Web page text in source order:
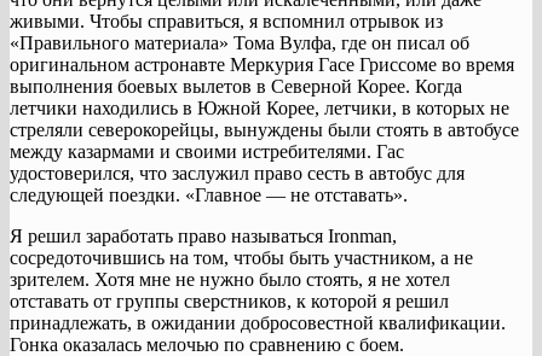
живыми. Чтобы справиться, я вспомнил отрывок из
«Правильного материала» Тома Вулфа, где он писал об
оригинальном астронавте Меркурия Гасе Гриссоме во время
выполнения боевых вылетов в Северной Корее. Когда
летчики находились в Южной Корее, летчики, в которых не
стреляли северокорейцы, вынуждены были стоять в автобусе
между казармами и своими истребителями. Гас
удостоверился, что заслужил право сесть в автобус для
следующей поездки. «Главное — не отставать».
Я решил заработать право называться Ironman,
сосредоточившись на том, чтобы быть участником, а не
зрителем. Хотя мне не нужно было стоять, я не хотел
отставать от группы сверстников, к которой я решил
принадлежать, в ожидании добросовестной квалификации.
Гонка оказалась мелочью по сравнению с боем.